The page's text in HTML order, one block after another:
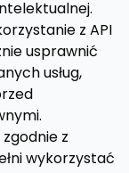
z API
usprawnić
usług,
z
wykorzystać